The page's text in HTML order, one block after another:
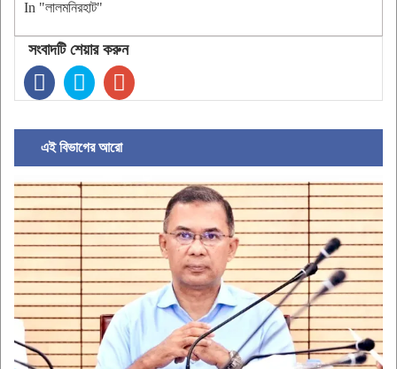
In "লালমনিরহাট"
সংবাদটি শেয়ার করুন
এই বিভাগের আরো